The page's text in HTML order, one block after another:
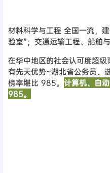
材料科学与工程 全国一流，
验室”；交通运输工程、船舶
在华中地区的社会认可度超
有先天优势~湖北省公务员、
榜率堪比 985。 计算机、自
985。